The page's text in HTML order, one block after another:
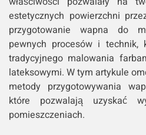
estetycznych powierzchni
przygotowanie wapna do
pewnych procesów i technik,
tradycyjnego malowania
lateksowymi. W tym artykule
metody przygotowywania
które pozwalają uzyskać
pomieszczeniach.